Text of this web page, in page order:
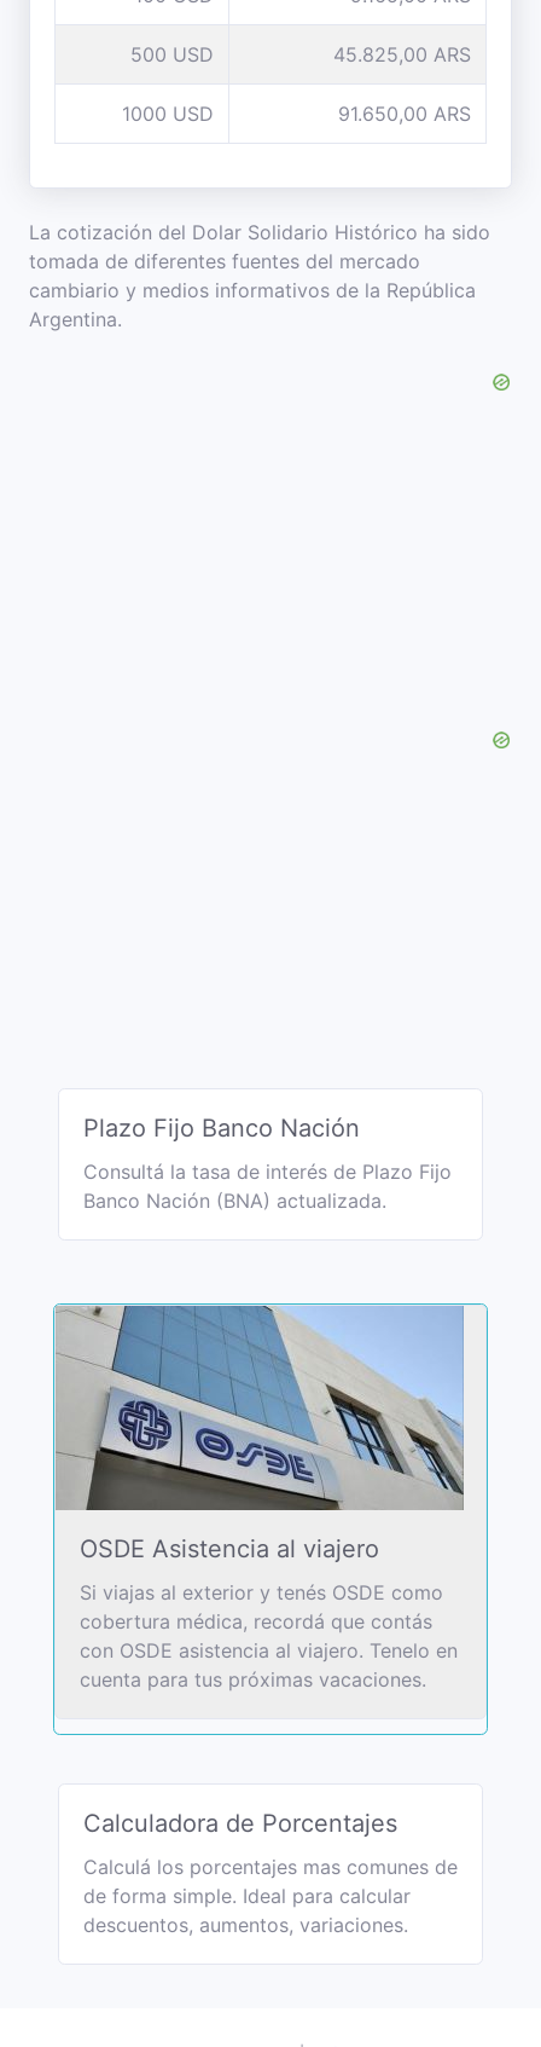
500 USD 45.825,00 ARS
1000 USD 91.650,00 ARS
La cotización del Dolar Solidario Histórico ha sido
tomada de diferentes fuentes del mercado
cambiario y medios informativos de la República
Argentina.
Plazo Fijo Banco Nación
Consultá la tasa de interés de Plazo Fijo
Banco Nación (BNA) actualizada.
OSDE Asistencia al viajero
Si viajas al exterior y tenés OSDE como
cobertura médica, recordá que contás
con OSDE asistencia al viajero. Tenelo en
cuenta para tus próximas vacaciones.
Calculadora de Porcentajes
Calculá los porcentajes mas comunes de
de forma simple. Ideal para calcular
descuentos, aumentos, variaciones.